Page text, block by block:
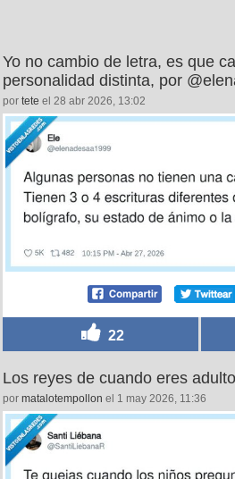
Yo no cambio de letra, es que
personalidad distinta, por
por tete el 28 abr 2026, 13:02
22
Los reyes de cuando eres
por matalotempollon el 1 may 2026, 11:36